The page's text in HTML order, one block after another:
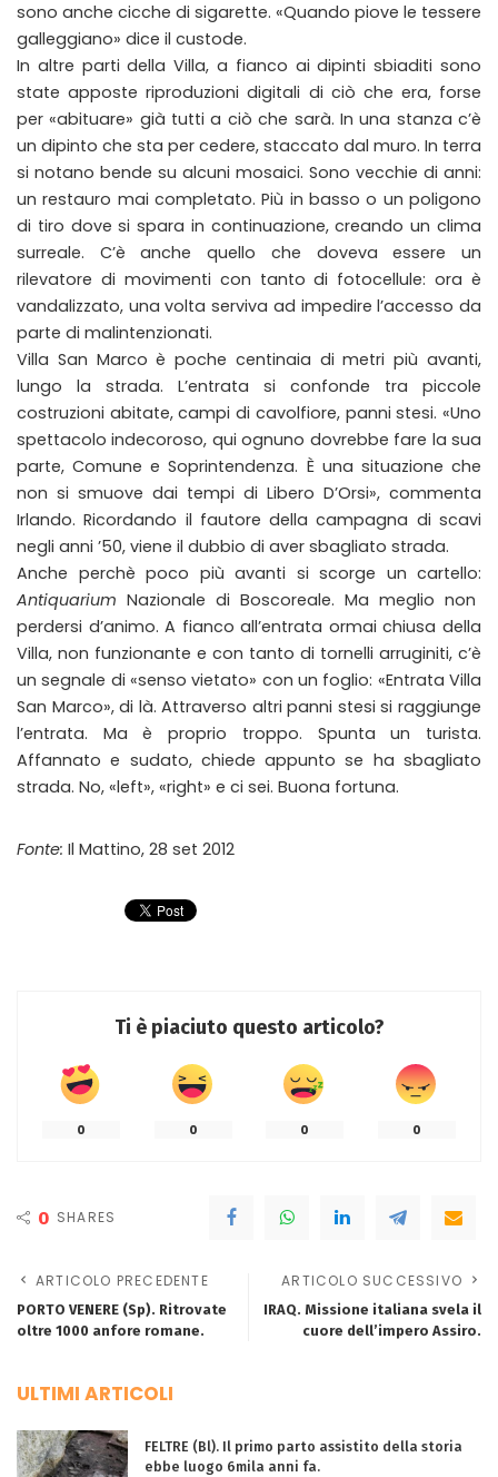
sono anche cicche di sigarette. «Quando piove le tessere
galleggiano» dice il custode.
In altre parti della Villa, a fianco ai dipinti sbiaditi sono
state apposte riproduzioni digitali di ciò che era, forse
per «abituare» già tutti a ciò che sarà. In una stanza c’è
un dipinto che sta per cedere, staccato dal muro. In terra
si notano bende su alcuni mosaici. Sono vecchie di anni:
un restauro mai completato. Più in basso o un poligono
di tiro dove si spara in continuazione, creando un clima
surreale. C’è anche quello che doveva essere un
rilevatore di movimenti con tanto di fotocellule: ora è
vandalizzato, una volta serviva ad impedire l’accesso da
parte di malintenzionati.
Villa San Marco è poche centinaia di metri più avanti,
lungo la strada. L’entrata si confonde tra piccole
costruzioni abitate, campi di cavolfiore, panni stesi. «Uno
spettacolo indecoroso, qui ognuno dovrebbe fare la sua
parte, Comune e Soprintendenza. È una situazione che
non si smuove dai tempi di Libero D’Orsi», commenta
Irlando. Ricordando il fautore della campagna di scavi
negli anni ’50, viene il dubbio di aver sbagliato strada.
Anche perchè poco più avanti si scorge un cartello:
Antiquarium Nazionale di Boscoreale. Ma meglio non
perdersi d’animo. A fianco all’entrata ormai chiusa della
Villa, non funzionante e con tanto di tornelli arruginiti, c’è
un segnale di «senso vietato» con un foglio: «Entrata Villa
San Marco», di là. Attraverso altri panni stesi si raggiunge
l’entrata. Ma è proprio troppo. Spunta un turista.
Affannato e sudato, chiede appunto se ha sbagliato
strada. No, «left», «right» e ci sei. Buona fortuna.
Fonte: Il Mattino, 28 set 2012
Ti è piaciuto questo articolo?
0 0 0 0
0 SHARES
ARTICOLO PRECEDENTE
PORTO VENERE (Sp). Ritrovate
oltre 1000 anfore romane.
ARTICOLO SUCCESSIVO
IRAQ. Missione italiana svela il
cuore dell’impero Assiro.
ULTIMI ARTICOLI
FELTRE (Bl). Il primo parto assistito della storia
ebbe luogo 6mila anni fa.